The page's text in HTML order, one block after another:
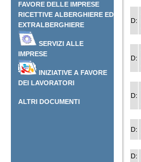
FAVORE DELLE IMPRESE
RICETTIVE ALBERGHIERE ED
EXTRALBERGHIERE
SERVIZI ALLE
IMPRESE
INIZIATIVE A FAVORE
DEI LAVORATORI
ALTRI DOCUMENTI
D:
D:
D:
D:
D: